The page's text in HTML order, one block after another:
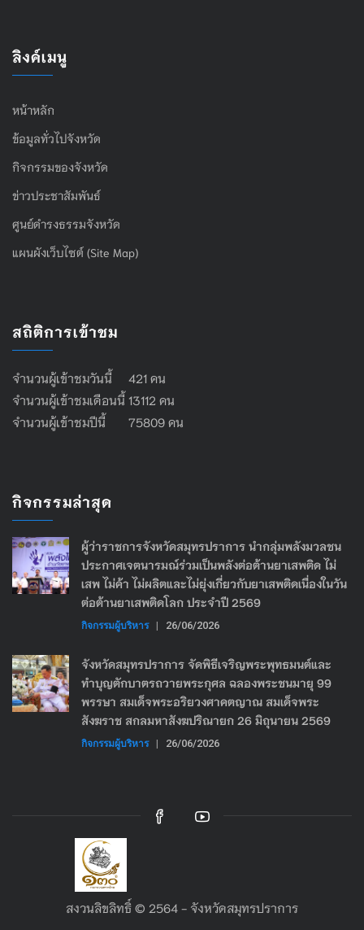
ลิงค์เมนู
หน้าหลัก
ข้อมูลทั่วไปจังหวัด
กิจกรรมของจังหวัด
ข่าวประชาสัมพันธ์
ศูนย์ดำรงธรรมจังหวัด
แผนผังเว็บไซต์ (Site Map)
สถิติการเข้าชม
จำนวนผู้เข้าชมวันนี้ 421 คน
จำนวนผู้เข้าชมเดือนนี้ 13112 คน
จำนวนผู้เข้าชมปีนี้ 75809 คน
กิจกรรมล่าสุด
ผู้ว่าราชการจังหวัดสมุทรปราการ นำกลุ่มพลังมวลชน
ประกาศเจตนารมณ์ร่วมเป็นพลังต่อต้านยาเสพติด ไม่
เสพ ไม่ค้า ไม่ผลิตและไม่ยุ่งเกี่ยวกับยาเสพติดเนื่องในวัน
ต่อต้านยาเสพติดโลก ประจำปี 2569
กิจกรรมผู้บริหาร | 26/06/2026
จังหวัดสมุทรปราการ จัดพิธีเจริญพระพุทธมนต์และ
ทำบุญตักบาตรถวายพระกุศล ฉลองพระชนมายุ 99
พรรษา สมเด็จพระอริยวงศาคตญาณ สมเด็จพระ
สังฆราช สกลมหาสังฆปริณายก 26 มิถุนายน 2569
กิจกรรมผู้บริหาร | 26/06/2026
สงวนลิขลิทธิ์ © 2564 - จังหวัดสมุทรปราการ